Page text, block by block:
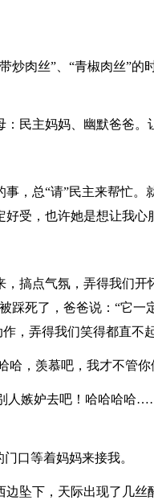
炒肉丝”、“青椒肉丝”
民主妈妈、幽默爸爸。
，总“请”民主来帮忙
受，也许她是想让我心
搞点气氛，弄得我们开
踩死了，爸爸说：“它一
，弄得我们笑得都直不
，羡慕吧，我才不管你
人嫉妒去吧！哈哈哈哈
口等着妈妈来接我。
边坠下，天际出现了几